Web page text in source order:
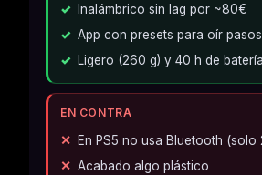
Inalámbrico sin lag por ~80€
App con presets para oír pasos
Ligero (260 g) y 40 h de batería
EN CONTRA
En PS5 no usa Bluetooth (solo
Acabado algo plástico